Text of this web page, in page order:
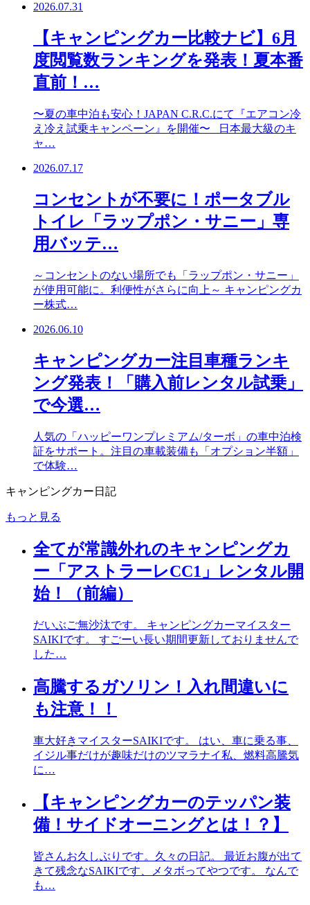
2026.07.31
【キャンピングカー比較ナビ】6月
度閲覧数ランキングを発表！夏本番
直前！…
〜夏の車中泊も安心！JAPAN C.R.C.にて『エアコン冷
え冷え試乗キャンペーン』を開催〜 日本最大級のキ
ャ…
2026.07.17
コンセントが不要に！ポータブル
トイレ「ラップポン・サニー」専
用バッテ…
～コンセントのない場所でも「ラップポン・サニー」
が使用可能に。利便性がさらに向上～ キャンピングカ
ー株式…
2026.06.10
キャンピングカー注目車種ランキ
ング発表！「購入前レンタル試乗」
で今選…
人気の「ハッピーワンプレミアム/ターボ」の車中泊検
証をサポート。注目の車載装備も「オプション半額」
で体験…
キャンピングカー日記
もっと見る
全てが常識外れのキャンピングカ
ー「アストラーレCC1」レンタル開
始！（前編）
だいぶご無沙汰です。 キャンピングカーマイスター
SAIKIです。 すごーい長い期間更新しておりませんで
した…
高騰するガソリン！入れ間違いに
も注意！！
車大好きマイスターSAIKIです。 はい、車に乗る事、
イジル事だけが趣味だけのツマラナイ私、燃料高騰気
に…
【キャンピングカーのテッパン装
備！サイドオーニングとは！？】
皆さんお久しぶりです。久々の日記。 最近お腹が出て
きて残念なSAIKIです、メタボってやつです。 なんで
も…